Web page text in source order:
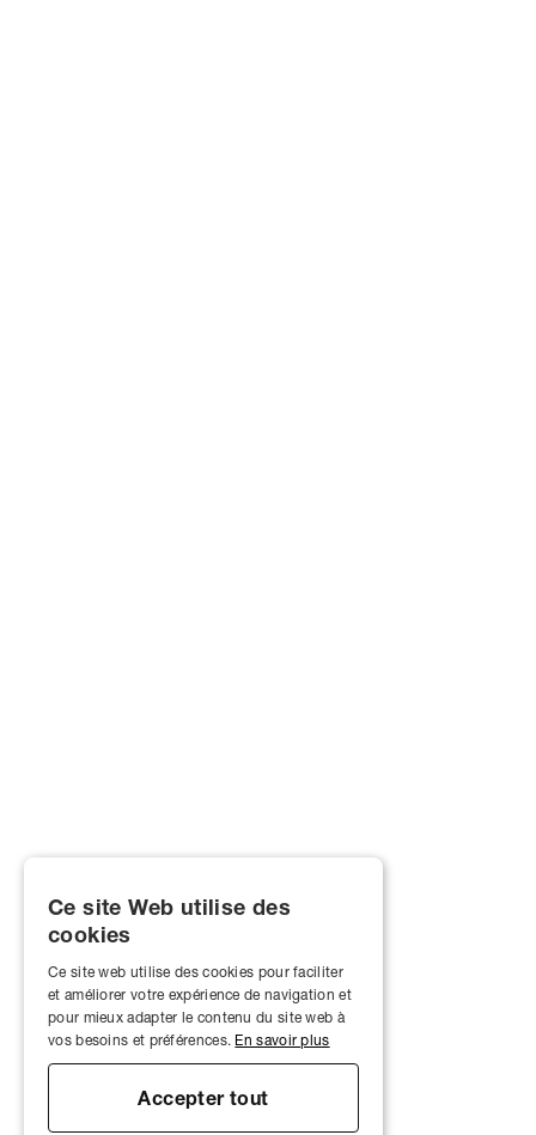
Ce site Web utilise des
cookies
Ce site web utilise des cookies pour faciliter
et améliorer votre expérience de navigation et
pour mieux adapter le contenu du site web à
vos besoins et préférences. En savoir plus
Accepter tout